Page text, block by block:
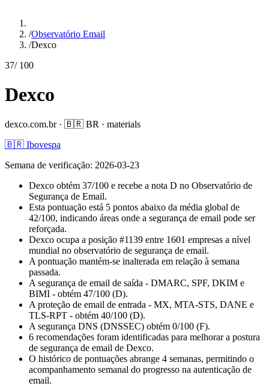
/Observatório Email
/Dexco
37/ 100
Dexco
dexco.com.br· 🇧🇷 BR · materials
🇧🇷 Ibovespa
Semana de verificação: 2026-03-23
Dexco obtém 37/100 e recebe a nota D no Observatório de
Segurança de Email.
Esta pontuação está 5 pontos abaixo da média global de
42/100, indicando áreas onde a segurança de email pode ser
reforçada.
Dexco ocupa a posição #1139 entre 1601 empresas a nível
mundial no observatório de segurança de email.
A pontuação mantém-se inalterada em relação à semana
passada.
A segurança de email de saída - DMARC, SPF, DKIM e
BIMI - obtém 47/100 (D).
A proteção de email de entrada - MX, MTA-STS, DANE e
TLS-RPT - obtém 40/100 (D).
A segurança DNS (DNSSEC) obtém 0/100 (F).
6 recomendações foram identificadas para melhorar a postura
de segurança de email de Dexco.
O histórico de pontuações abrange 4 semanas, permitindo o
acompanhamento semanal do progresso na autenticação de
email.